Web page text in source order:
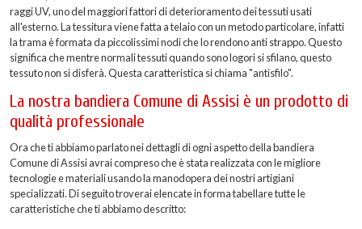
raggi UV, uno del maggiori fattori di deterioramento dei tessuti usati
all'esterno. La tessitura viene fatta a telaio con un metodo particolare, infatti
la trama è formata da piccolissimi nodi che lo rendono anti strappo. Questo
significa che mentre normali tessuti quando sono logori si sfilano, questo
tessuto non si disferà. Questa caratteristica si chiama "antisfilo".
La nostra bandiera Comune di Assisi è un prodotto di
qualità professionale
Ora che ti abbiamo parlato nei dettagli di ogni aspetto della bandiera
Comune di Assisi avrai compreso che è stata realizzata con le migliore
tecnologie e materiali usando la manodopera dei nostri artigiani
specializzati. Di seguito troverai elencate in forma tabellare tutte le
caratteristiche che ti abbiamo descritto: